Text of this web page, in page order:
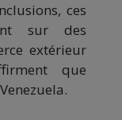
ces
sur des
extérieur
que